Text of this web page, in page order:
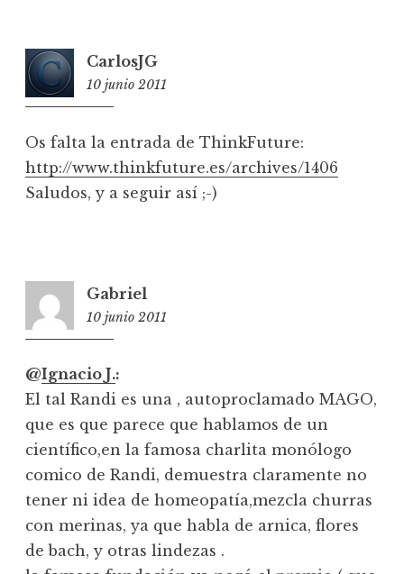
CarlosJG
10 junio 2011
Os falta la entrada de ThinkFuture:
http://www.thinkfuture.es/archives/1406
Saludos, y a seguir así ;-)
Gabriel
10 junio 2011
@Ignacio J.:
El tal Randi es una , autoproclamado MAGO,
que es que parece que hablamos de un
científico,en la famosa charlita monólogo
comico de Randi, demuestra claramente no
tener ni idea de homeopatía,mezcla churras
con merinas, ya que habla de arnica, flores
de bach, y otras lindezas .